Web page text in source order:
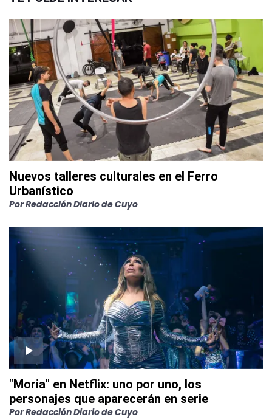
Nuevos talleres culturales en el Ferro
Urbanístico
PorRedacción Diario de Cuyo
"Moria" en Netflix: uno por uno, los
personajes que aparecerán en serie
PorRedacción Diario de Cuyo